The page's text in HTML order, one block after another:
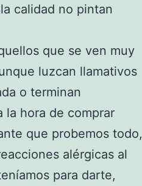
calidad no pintan
que se ven muy
luzcan llamativos
o terminan
la hora de comprar
que probemos todo,
alérgicas al
para darte,